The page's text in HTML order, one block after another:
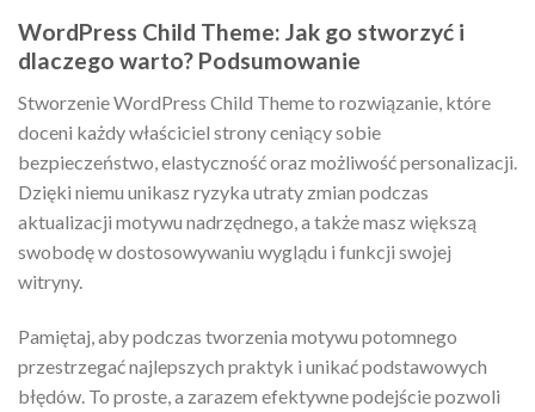
WordPress Child Theme: Jak go stworzyć i
dlaczego warto? Podsumowanie
Stworzenie WordPress Child Theme to rozwiązanie, które
doceni każdy właściciel strony ceniący sobie
bezpieczeństwo, elastyczność oraz możliwość personalizacji.
Dzięki niemu unikasz ryzyka utraty zmian podczas
aktualizacji motywu nadrzędnego, a także masz większą
swobodę w dostosowywaniu wyglądu i funkcji swojej
witryny.
Pamiętaj, aby podczas tworzenia motywu potomnego
przestrzegać najlepszych praktyk i unikać podstawowych
błędów. To proste, a zarazem efektywne podejście pozwoli